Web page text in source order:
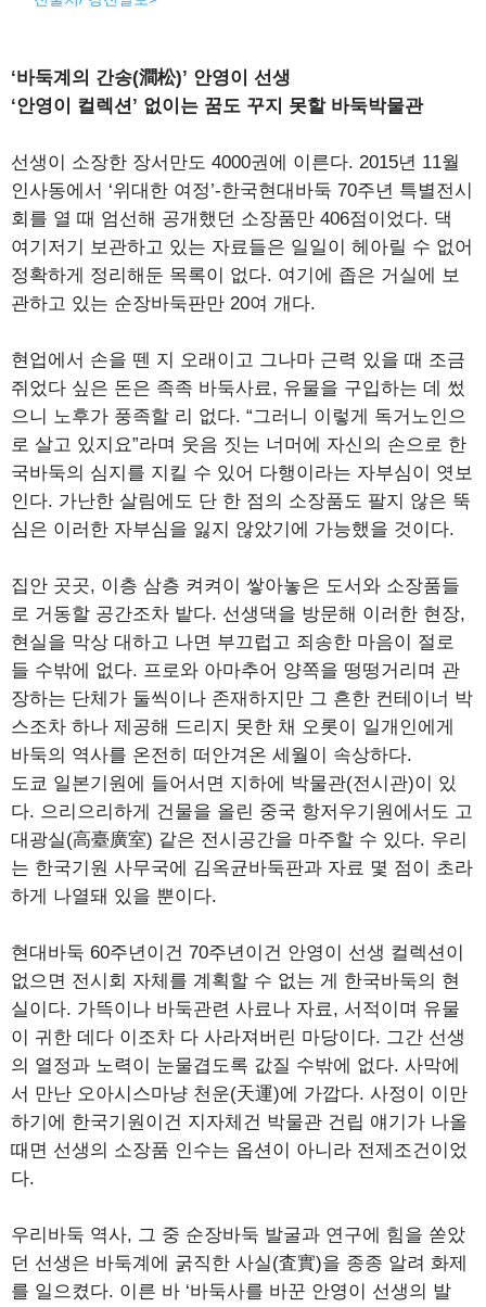
‘바둑계의 간송(澗松)’ 안영이 선생
‘안영이 컬렉션’ 없이는 꿈도 꾸지 못할 바둑박물관
선생이 소장한 장서만도 4000권에 이른다. 2015년 11월
인사동에서 ‘위대한 여정’-한국현대바둑 70주년 특별전시
회를 열 때 엄선해 공개했던 소장품만 406점이었다. 댁
여기저기 보관하고 있는 자료들은 일일이 헤아릴 수 없어
정확하게 정리해둔 목록이 없다. 여기에 좁은 거실에 보
관하고 있는 순장바둑판만 20여 개다.
현업에서 손을 뗀 지 오래이고 그나마 근력 있을 때 조금
쥐었다 싶은 돈은 족족 바둑사료, 유물을 구입하는 데 썼
으니 노후가 풍족할 리 없다. “그러니 이렇게 독거노인으
로 살고 있지요”라며 웃음 짓는 너머에 자신의 손으로 한
국바둑의 심지를 지킬 수 있어 다행이라는 자부심이 엿보
인다. 가난한 살림에도 단 한 점의 소장품도 팔지 않은 뚝
심은 이러한 자부심을 잃지 않았기에 가능했을 것이다.
집안 곳곳, 이층 삼층 켜켜이 쌓아놓은 도서와 소장품들
로 거동할 공간조차 밭다. 선생댁을 방문해 이러한 현장,
현실을 막상 대하고 나면 부끄럽고 죄송한 마음이 절로
들 수밖에 없다. 프로와 아마추어 양쪽을 떵떵거리며 관
장하는 단체가 둘씩이나 존재하지만 그 흔한 컨테이너 박
스조차 하나 제공해 드리지 못한 채 오롯이 일개인에게
바둑의 역사를 온전히 떠안겨온 세월이 속상하다.
도쿄 일본기원에 들어서면 지하에 박물관(전시관)이 있
다. 으리으리하게 건물을 올린 중국 항저우기원에서도 고
대광실(高臺廣室) 같은 전시공간을 마주할 수 있다. 우리
는 한국기원 사무국에 김옥균바둑판과 자료 몇 점이 초라
하게 나열돼 있을 뿐이다.
현대바둑 60주년이건 70주년이건 안영이 선생 컬렉션이
없으면 전시회 자체를 계획할 수 없는 게 한국바둑의 현
실이다. 가뜩이나 바둑관련 사료나 자료, 서적이며 유물
이 귀한 데다 이조차 다 사라져버린 마당이다. 그간 선생
의 열정과 노력이 눈물겹도록 값질 수밖에 없다. 사막에
서 만난 오아시스마냥 천운(天運)에 가깝다. 사정이 이만
하기에 한국기원이건 지자체건 박물관 건립 얘기가 나올
때면 선생의 소장품 인수는 옵션이 아니라 전제조건이었
다.
우리바둑 역사, 그 중 순장바둑 발굴과 연구에 힘을 쏟았
던 선생은 바둑계에 굵직한 사실(査實)을 종종 알려 화제
를 일으켰다. 이른 바 ‘바둑사를 바꾼 안영이 선생의 발